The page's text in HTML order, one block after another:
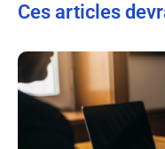
Ces articles